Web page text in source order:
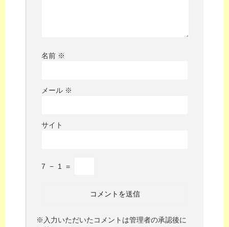
名前 ※
メール ※
サイト
7 − 1 =
※入力いただいたコメントは管理者の承認後に